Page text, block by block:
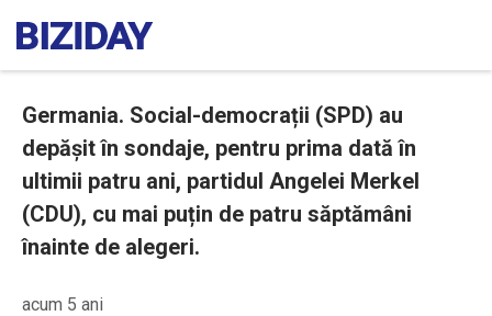
Germania. Social-democrații (SPD) au
depășit în sondaje, pentru prima dată în
ultimii patru ani, partidul Angelei Merkel
(CDU), cu mai puțin de patru săptămâni
înainte de alegeri.
acum 5 ani